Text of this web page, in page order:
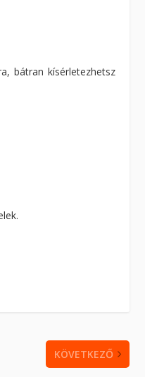
bátran kísérletezhetsz
KÖVETKEZŐ